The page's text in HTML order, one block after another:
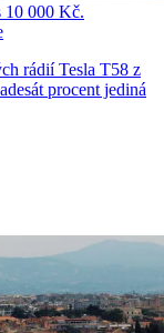
10 000 Kč.
rádií Tesla T58 z
procent jediná